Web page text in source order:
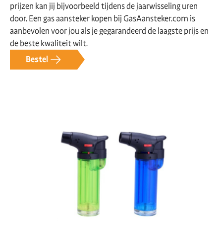
prijzen kan jij bijvoorbeeld tijdens de jaarwisseling uren
door. Een gas aansteker kopen bij GasAansteker.com is
aanbevolen voor jou als je gegarandeerd de laagste prijs en
de beste kwaliteit wilt.
Bestel